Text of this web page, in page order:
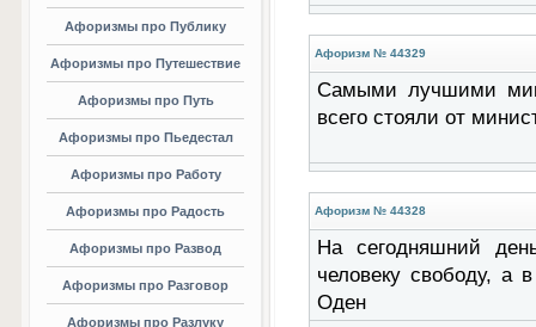
Афоризмы про Публику
Афоризмы про Путешествие
Афоризмы про Путь
Афоризмы про Пьедестал
Афоризмы про Работу
Афоризмы про Радость
Афоризмы про Развод
Афоризмы про Разговор
Афоризмы про Разлуку
Афоризм № 44329
Самыми лучшими
всего стояли от
Афоризм № 44328
На сегодняшний
человеку свободу, а
Оден